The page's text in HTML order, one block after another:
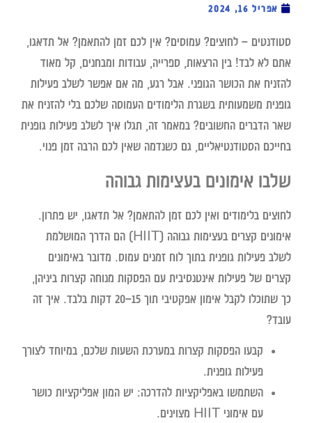
אפריל 16, 2024
סטודנטים – לחוצים? עמוסים? אין לכם זמן להתאמן? אל תדאגו,
אתם לא לבד! בין הרצאות, ספרייה, עבודות ומבחנים, קל מאוד
להזניח את הכושר הגופני. אבל רגע, מה אם אפשר לשלב פעילות
גופנית משמעותית בשגרת הלימודים העמוסה שלכם בלי להזניח את
שאר הדברים החשובים? במאמר זה, תגלו איך לשלב פעילות גופנית
בחייכם הסטודנטיאליים, גם כשנדמה שאין לכם הרבה זמן פנוי.
שלבו אימונים בעצימות גבוהה
לחוצים בלימודים ואין לכם זמן להתאמן? אל תדאגו, יש פתרון.
אימונים קצרים בעצימות גבוהה (HIIT) הם הדרך המושלמת
לשלב פעילות גופנית בתוך לוח זמנים עמוס. מדובר באימונים
קצרים של פעילות אינטנסיבית עם הפסקות מנוחה קצרות ביניהן,
כך שתוכלו לקבל אימון אפקטיבי תוך 15–20 דקות בלבד. איך זה
עובד?
קבעו הפסקות קצרותבמערכת השעות שלכם, במיוחד לצורך
פעילות גופנית.
השתמשו באפליקציות להדרכה:יש המון אפליקציות כושר
עם אימוני HIIT מצוינים.